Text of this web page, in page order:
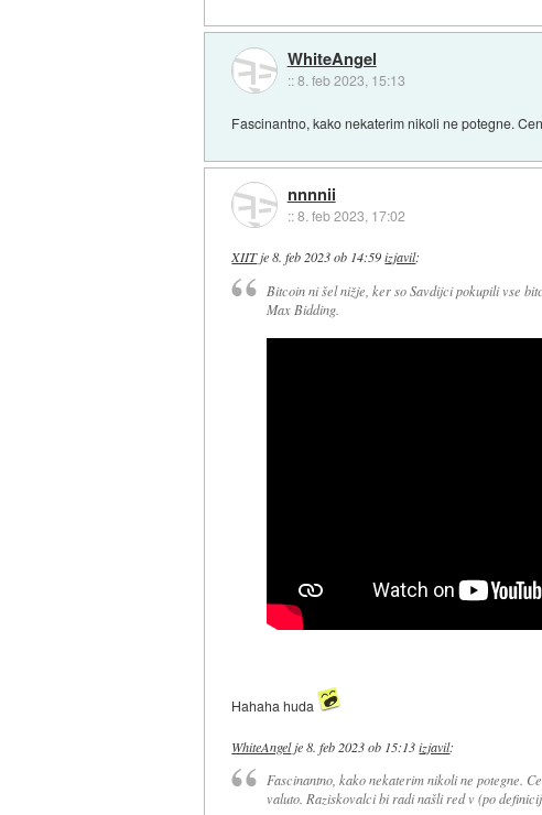
WhiteAngel
::8. feb 2023, 15:13
Fascinantno, kako nekaterim nikoli ne potegne.
nnnnii
::8. feb 2023, 17:02
XIITje8. feb 2023 ob 14:59 izjavil:
Bitcoin ni šel nižje, ker so Savdijci pokupili vse
Max Bidding.
Hahaha huda
WhiteAngelje8. feb 2023 ob 15:13 izjavil:
Fascinantno, kako nekaterim nikoli ne potegne.
valuto. Raziskovalci bi radi našli red v (po